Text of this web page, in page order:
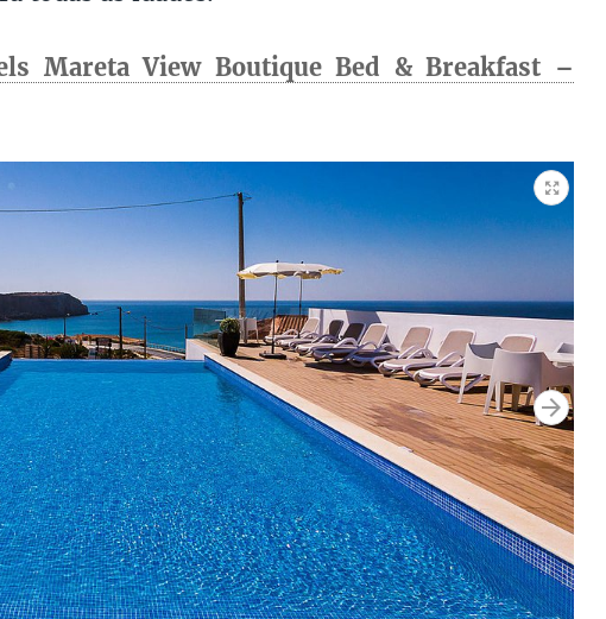
Mareta View Boutique Bed & Breakfast –